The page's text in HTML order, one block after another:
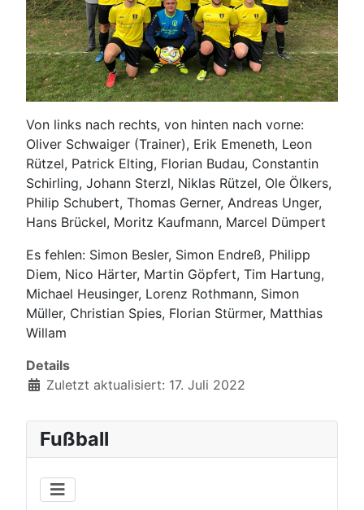
Von links nach rechts, von hinten nach vorne:
Oliver Schwaiger (Trainer), Erik Emeneth, Leon
Rützel, Patrick Elting, Florian Budau, Constantin
Schirling, Johann Sterzl, Niklas Rützel, Ole Ölkers,
Philip Schubert, Thomas Gerner, Andreas Unger,
Hans Brückel, Moritz Kaufmann, Marcel Dümpert
Es fehlen: Simon Besler, Simon Endreß, Philipp
Diem, Nico Härter, Martin Göpfert, Tim Hartung,
Michael Heusinger, Lorenz Rothmann, Simon
Müller, Christian Spies, Florian Stürmer, Matthias
Willam
Details
Zuletzt aktualisiert: 17. Juli 2022
Fußball